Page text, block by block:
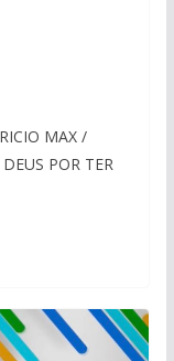
MAX /
POR TER